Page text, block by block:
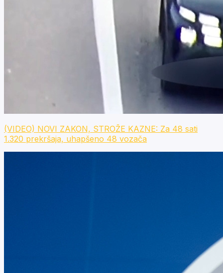
(VIDEO) NOVI ZAKON, STROŽE KAZNE: Za 48 sati
1.320 prekršaja, uhapšeno 48 vozača